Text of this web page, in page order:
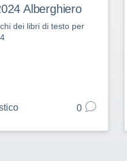
Alberghiero
dei libri di testo per
0